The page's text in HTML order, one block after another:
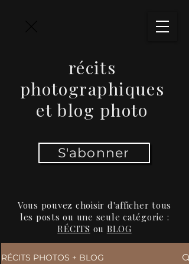
récits
photographiques
et blog photo
S'abonner
Vous pouvez choisir d'afficher tous
les posts ou une seule catégorie :
RÉCITS ou BLOG
RÉCITS PHOTOS + BLOG